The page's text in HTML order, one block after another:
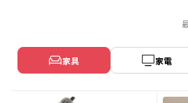
家具 家電